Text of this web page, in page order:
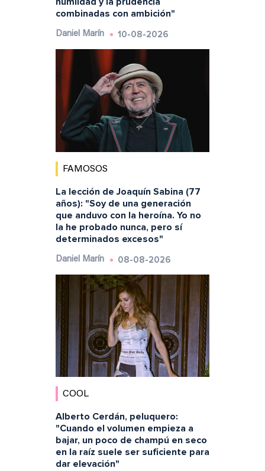
combinadas con ambición"
Daniel Marín 10-08-2026
FAMOSOS
La lección de Joaquín Sabina (77
años): "Soy de una generación
que anduvo con la heroína. Yo no
la he probado nunca, pero sí
determinados excesos"
Daniel Marín 08-08-2026
COOL
Alberto Cerdán, peluquero:
"Cuando el volumen empieza a
bajar, un poco de champú en seco
en la raíz suele ser suficiente para
dar elevación"